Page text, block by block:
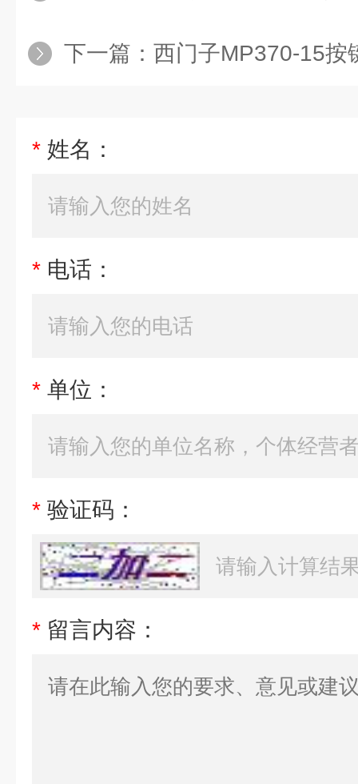
下一篇： 西门子MP370-15按
* 姓名：
* 电话：
* 单位：
* 验证码：
* 留言内容：